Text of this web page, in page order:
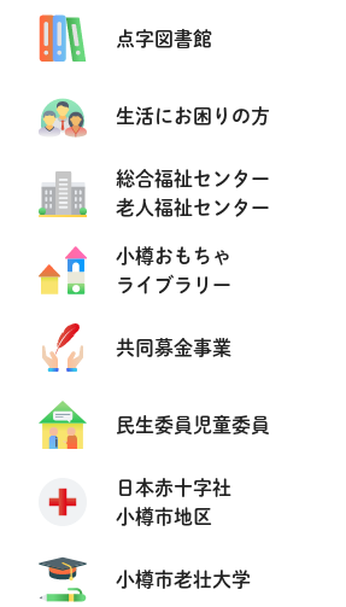
点字図書館
生活にお困りの方
総合福祉センター
老人福祉センター
小樽おもちゃ
ライブラリー
共同募金事業
民生委員児童委員
日本赤十字社
小樽市地区
小樽市老壮大学